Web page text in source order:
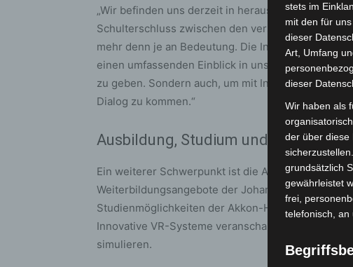
„Wir befinden uns derzeit in herausfordernden
Schulterschluss zwischen den verschiedenen
mehr denn je an Bedeutung. Die Interschutz bildet
einen umfassenden Einblick in unser
zu geben. Sondern auch, um mit Interessierten,
Dialog zu kommen.“
Ausbildung, Studium und virtuelle
Ein weiterer Schwerpunkt ist die Aus- und
Weiterbildungsangebote der Johanniter-
Studienmöglichkeiten der Akkon-Hochschule zur
Innovative VR-Systeme veranschaulichen neue
simulieren.
stets im
mit den für
dieser
Art, Umfang
dieser
Wir haben als
der über diese
grundsätzlich
gewährleistet
frei,
telefonisch, an